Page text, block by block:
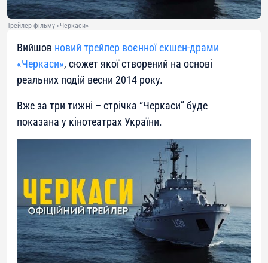
Трейлер фільму «Черкаси»
Вийшов новий трейлер воєнної екшен-драми
«Черкаси», сюжет якої створений на основі
реальних подій весни 2014 року.
Вже за три тижні – стрічка “Черкаси” буде
показана у кінотеатрах України.